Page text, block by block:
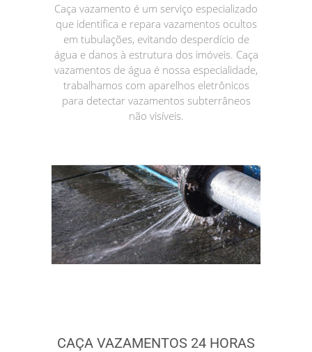
Caça vazamento é um serviço especializado
que identifica e repara vazamentos ocultos
em tubulações, evitando desperdício de
água e danos à estrutura dos imóveis. Caça
vazamentos de água é nossa especialidade,
trabalhamos com aparelhos eletrônicos
para detectar vazamentos subterrâneos
não visíveis.
CAÇA VAZAMENTOS 24 HORAS